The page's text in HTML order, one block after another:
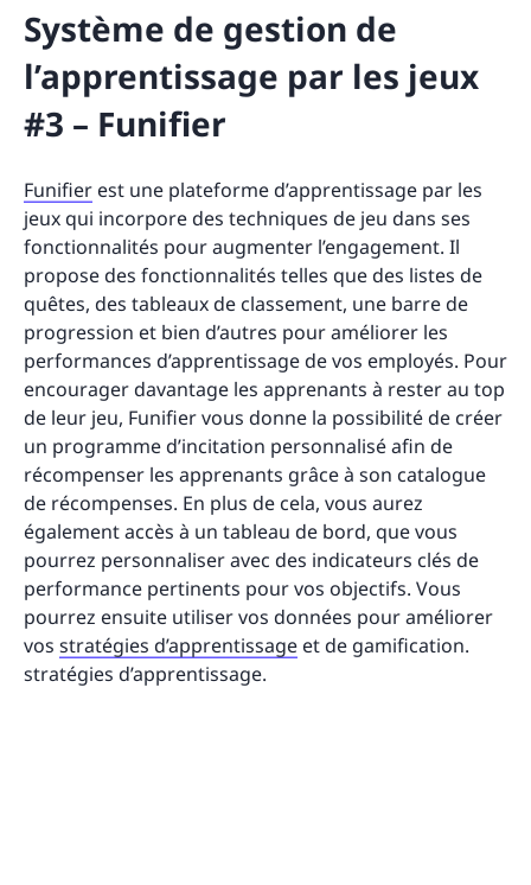
Système de gestion de
l’apprentissage par les jeux
#3 – Funifier
Funifier est une plateforme d’apprentissage par les
jeux qui incorpore des techniques de jeu dans ses
fonctionnalités pour augmenter l’engagement. Il
propose des fonctionnalités telles que des listes de
quêtes, des tableaux de classement, une barre de
progression et bien d’autres pour améliorer les
performances d’apprentissage de vos employés. Pour
encourager davantage les apprenants à rester au top
de leur jeu, Funifier vous donne la possibilité de créer
un programme d’incitation personnalisé afin de
récompenser les apprenants grâce à son catalogue
de récompenses. En plus de cela, vous aurez
également accès à un tableau de bord, que vous
pourrez personnaliser avec des indicateurs clés de
performance pertinents pour vos objectifs. Vous
pourrez ensuite utiliser vos données pour améliorer
vos stratégies d’apprentissage et de gamification.
stratégies d’apprentissage.